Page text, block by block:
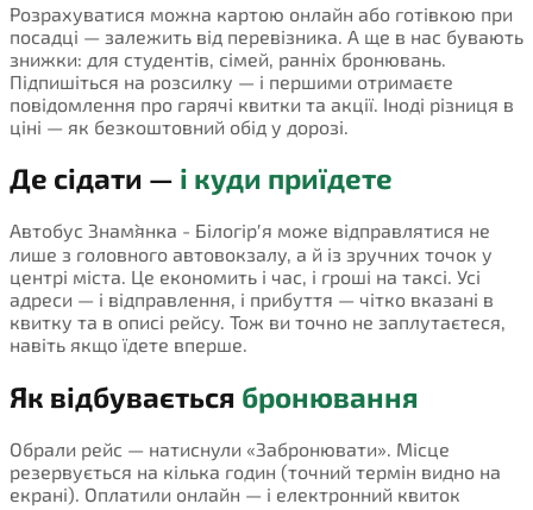
Розрахуватися можна картою онлайн або готівкою при
посадці — залежить від перевізника. А ще в нас бувають
знижки: для студентів, сімей, ранніх бронювань.
Підпишіться на розсилку — і першими отримаєте
повідомлення про гарячі квитки та акції. Іноді різниця в
ціні — як безкоштовний обід у дорозі.
Де сідати — і куди приїдете
Автобус Знам`янка - Білогірʹя може відправлятися не
лише з головного автовокзалу, а й із зручних точок у
центрі міста. Це економить і час, і гроші на таксі. Усі
адреси — і відправлення, і прибуття — чітко вказані в
квитку та в описі рейсу. Тож ви точно не заплутаєтеся,
навіть якщо їдете вперше.
Як відбувається бронювання
Обрали рейс — натиснули «Забронювати». Місце
резервується на кілька годин (точний термін видно на
екрані). Оплатили онлайн — і електронний квиток